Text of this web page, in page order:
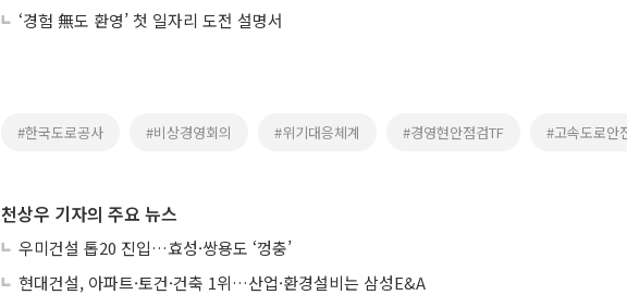
‘경험 無도 환영’ 첫 일자리 도전 설명서
#한국도로공사 #비상경영회의 #위기대응체계 #경영현안점검TF #고속도로안
천상우 기자의 주요 뉴스
우미건설 톱20 진입…효성·쌍용도 ‘껑충’
현대건설, 아파트·토건·건축 1위…산업·환경설비는 삼성E&A